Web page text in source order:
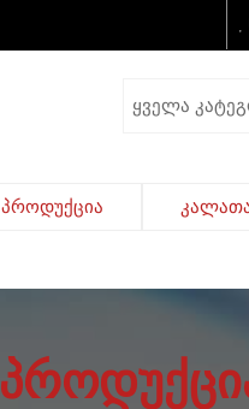
პროდუქცია